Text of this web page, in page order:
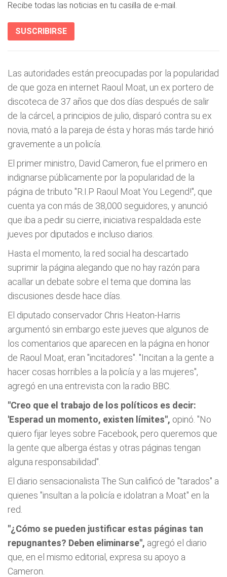
Recibe todas las noticias en tu casilla de e-mail.
SUSCRIBIRSE
Las autoridades están preocupadas por la popularidad
de que goza en internet Raoul Moat, un ex portero de
discoteca de 37 años que dos días después de salir
de la cárcel, a principios de julio, disparó contra su ex
novia, mató a la pareja de ésta y horas más tarde hirió
gravemente a un policía.
El primer ministro, David Cameron, fue el primero en
indignarse públicamente por la popularidad de la
página de tributo "R.I.P Raoul Moat You Legend!", que
cuenta ya con más de 38,000 seguidores, y anunció
que iba a pedir su cierre, iniciativa respaldada este
jueves por diputados e incluso diarios.
Hasta el momento, la red social ha descartado
suprimir la página alegando que no hay razón para
acallar un debate sobre el tema que domina las
discusiones desde hace días.
El diputado conservador Chris Heaton-Harris
argumentó sin embargo este jueves que algunos de
los comentarios que aparecen en la página en honor
de Raoul Moat, eran "incitadores". "Incitan a la gente a
hacer cosas horribles a la policía y a las mujeres",
agregó en una entrevista con la radio BBC.
"Creo que el trabajo de los políticos es decir:
'Esperad un momento, existen límites", opinó. "No
quiero fijar leyes sobre Facebook, pero queremos que
la gente que alberga éstas y otras páginas tengan
alguna responsabilidad".
El diario sensacionalista The Sun calificó de "tarados" a
quienes "insultan a la policía e idolatran a Moat" en la
red.
"¿Cómo se pueden justificar estas páginas tan
repugnantes? Deben eliminarse", agregó el diario
que, en el mismo editorial, expresa su apoyo a
Cameron.